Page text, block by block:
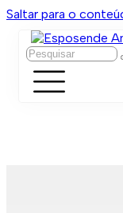
Saltar para o
Pesquisar